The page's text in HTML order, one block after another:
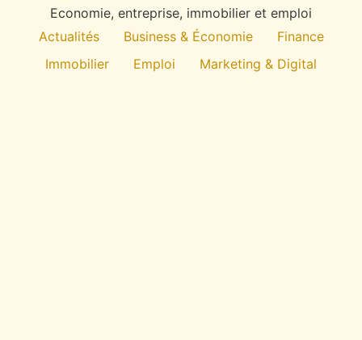
Economie, entreprise, immobilier et emploi
Actualités
Business & Économie
Finance
Immobilier
Emploi
Marketing & Digital
Desabonnement a tout moment. Pas de spam.